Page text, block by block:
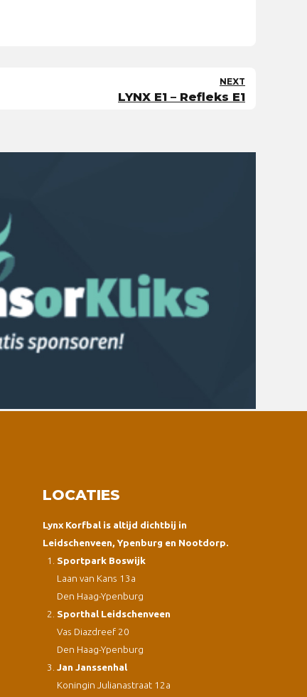
NEXT
LYNX E1 – Refleks E1
LOCATIES
Lynx Korfbal is altijd dichtbij in
Leidschenveen, Ypenburg en Nootdorp.
Sportpark Boswijk
Laan van Kans 13a
Den Haag-Ypenburg
Sporthal Leidschenveen
Vas Diazdreef 20
Den Haag-Ypenburg
Jan Janssenhal
Koningin Julianastraat 12a